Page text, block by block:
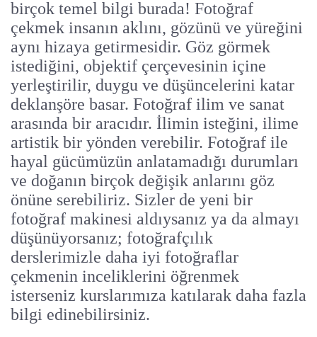
birçok temel bilgi burada! Fotoğraf
çekmek insanın aklını, gözünü ve yüreğini
aynı hizaya getirmesidir. Göz görmek
istediğini, objektif çerçevesinin içine
yerleştirilir, duygu ve düşüncelerini katar
deklanşöre basar. Fotoğraf ilim ve sanat
arasında bir aracıdır. İlimin isteğini, ilime
artistik bir yönden verebilir. Fotoğraf ile
hayal gücümüzün anlatamadığı durumları
ve doğanın birçok değişik anlarını göz
önüne serebiliriz. Sizler de yeni bir
fotoğraf makinesi aldıysanız ya da almayı
düşünüyorsanız; fotoğrafçılık
derslerimizle daha iyi fotoğraflar
çekmenin inceliklerini öğrenmek
isterseniz kurslarımıza katılarak daha fazla
bilgi edinebilirsiniz.